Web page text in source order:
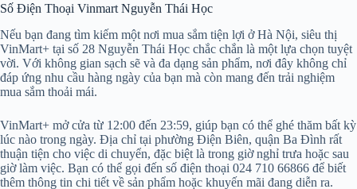
Số Điện Thoại Vinmart Nguyễn Thái Học
Nếu bạn đang tìm kiếm một nơi mua sắm tiện lợi ở Hà Nội, siêu thị
VinMart+ tại số 28 Nguyễn Thái Học chắc chắn là một lựa chọn tuyệt
vời. Với không gian sạch sẽ và đa dạng sản phẩm, nơi đây không chỉ
đáp ứng nhu cầu hàng ngày của bạn mà còn mang đến trải nghiệm
mua sắm thoải mái.
VinMart+ mở cửa từ 12:00 đến 23:59, giúp bạn có thể ghé thăm bất kỳ
lúc nào trong ngày. Địa chỉ tại phường Điện Biên, quận Ba Đình rất
thuận tiện cho việc di chuyển, đặc biệt là trong giờ nghỉ trưa hoặc sau
giờ làm việc. Bạn có thể gọi đến số điện thoại 024 710 66866 để biết
thêm thông tin chi tiết về sản phẩm hoặc khuyến mãi đang diễn ra.